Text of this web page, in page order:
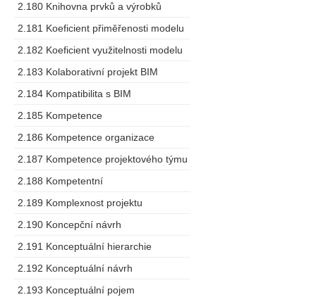
2.180 Knihovna prvků a výrobků
2.181 Koeficient přiměřenosti modelu
2.182 Koeficient využitelnosti modelu
2.183 Kolaborativní projekt BIM
2.184 Kompatibilita s BIM
2.185 Kompetence
2.186 Kompetence organizace
2.187 Kompetence projektového týmu
2.188 Kompetentní
2.189 Komplexnost projektu
2.190 Koncepční návrh
2.191 Konceptuální hierarchie
2.192 Konceptuální návrh
2.193 Konceptuální pojem